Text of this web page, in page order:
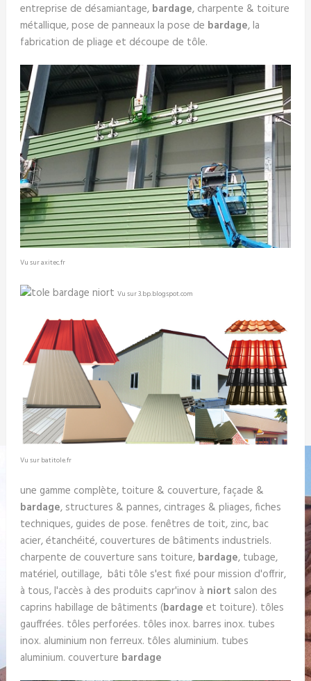
entreprise de désamiantage, bardage, charpente & toiture
métallique, pose de panneaux la pose de bardage, la
fabrication de pliage et découpe de tôle.
Vu sur axitec.fr
Vu sur 3.bp.blogspot.com
Vu sur batitole.fr
une gamme complète, toiture & couverture, façade &
bardage, structures & pannes, cintrages & pliages, fiches
techniques, guides de pose. fenêtres de toit, zinc, bac
acier, étanchéité, couvertures de bâtiments industriels.
charpente de couverture sans toiture, bardage, tubage,
matériel, outillage, bâti tôle s'est fixé pour mission d'offrir,
à tous, l'accès à des produits capr'inov à niort salon des
caprins habillage de bâtiments (bardage et toiture). tôles
gauffrées. tôles perforées. tôles inox. barres inox. tubes
inox. aluminium non ferreux. tôles aluminium. tubes
aluminium. couverture bardage